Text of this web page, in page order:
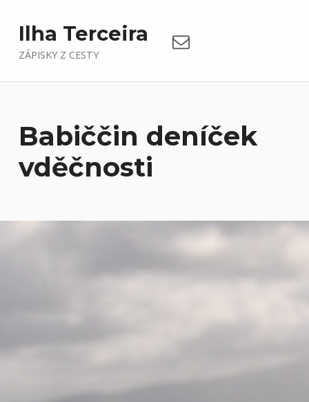
Ilha Terceira
ZÁPISKY Z CESTY
Babiččin deníček
vděčnosti